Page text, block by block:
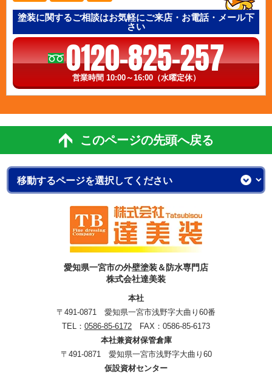
塗装に関するご相談はお気軽にご来店・お電話・メール下
さい
0120-825-257
営業時間 10:00～16:00（水曜定休）
このページの先頭へ戻る
愛知県一宮市の外壁塗装＆防水専門店
株式会社達美装
本社
〒491-0871 愛知県一宮市浅野字大曲り60番
TEL： 0586-85-6172 FAX：0586-85-6173
本社兼資材保管倉庫
〒491-0871 愛知県一宮市浅野字大曲り60
仮設資材センター